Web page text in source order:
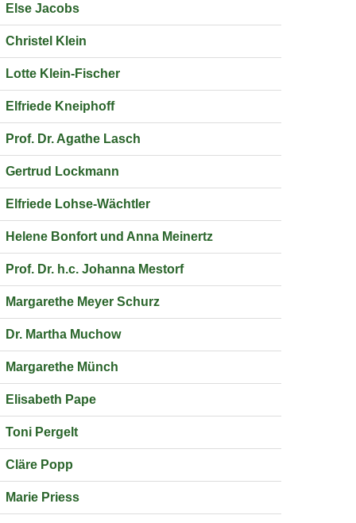
Else Jacobs
Christel Klein
Lotte Klein-Fischer
Elfriede Kneiphoff
Prof. Dr. Agathe Lasch
Gertrud Lockmann
Elfriede Lohse-Wächtler
Helene Bonfort und Anna Meinertz
Prof. Dr. h.c. Johanna Mestorf
Margarethe Meyer Schurz
Dr. Martha Muchow
Margarethe Münch
Elisabeth Pape
Toni Pergelt
Cläre Popp
Marie Priess